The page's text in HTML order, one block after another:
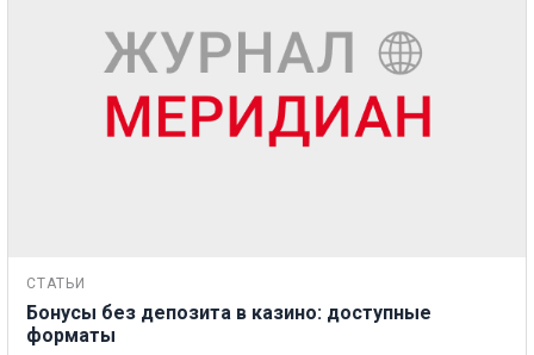
СТАТЬИ
Бонусы без депозита в казино: доступные
форматы